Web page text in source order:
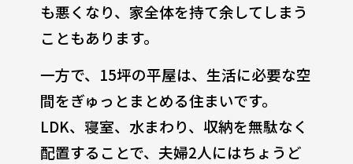
も悪くなり、家全体を持て余してしまう
こともあります。
一方で、15坪の平屋は、生活に必要な空
間をぎゅっとまとめる住まいです。
LDK、寝室、水まわり、収納を無駄なく
配置することで、夫婦2人にはちょうど